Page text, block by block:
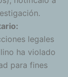
legales
ha violado
para fines